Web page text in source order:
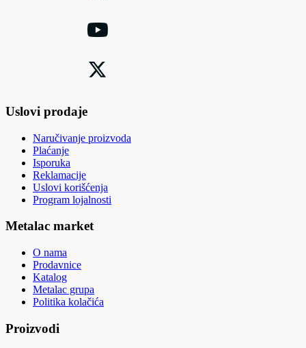
Uslovi prodaje
Naručivanje proizvoda
Plaćanje
Isporuka
Reklamacije
Uslovi korišćenja
Program lojalnosti
Metalac market
O nama
Prodavnice
Katalog
Metalac grupa
Politika kolačića
Proizvodi